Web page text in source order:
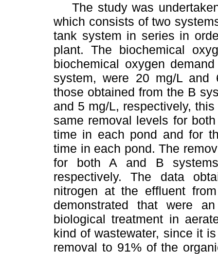
The study was
which consists of two
tank system in series in
plant. The biochemical
biochemical oxygen
system, were 20 mg/L and
those obtained from the B
and 5 mg/L, respectively,
same removal levels for
time in each pond and for
time in each pond. The
for both A and B
respectively. The data
nitrogen at the effluent
demonstrated that were
biological treatment in
kind of wastewater, since it
removal to 91% of the